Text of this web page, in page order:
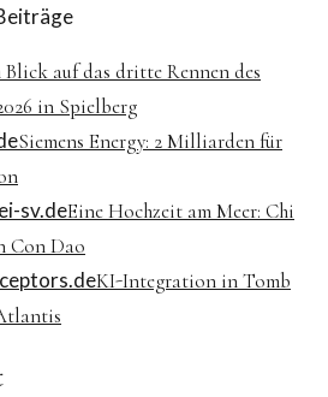
Blick auf das dritte Rennen des
in Spielberg
Siemens Energy: 2 Milliarden für
sv.deEine Hochzeit am Meer: Chi
Con Dao
KI-Integration in Tomb